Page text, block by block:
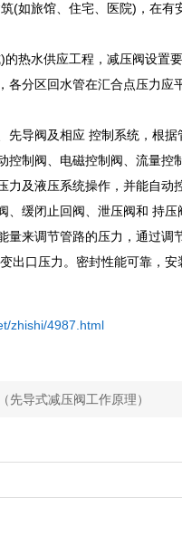
(如旅馆、住宅、医院)，在
热水供应工程，减压阀设置
分区回水管在汇合点压力应
先导阀及相应 控制系统，根
控制阀、电磁控制阀、流量
力及液压系统操作，并能自
缓闭止回阀、泄压阀和 持
量来调节管路的压力，通过
出口压力。密封性能可靠，安
zhishi/4987.html
先导式减压阀工作原理）